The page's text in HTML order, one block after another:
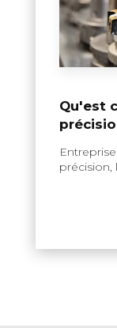
Qu'est
précision,